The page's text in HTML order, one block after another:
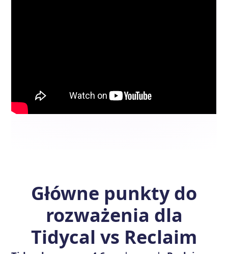
Główne punkty do
rozważenia dla
Tidycal vs Reclaim